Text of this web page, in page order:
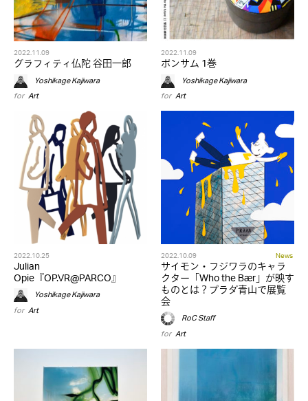
2022.11.09
グラフィティ仏陀 谷田一郎
Yoshikage Kajiwara
for Art
2022.11.09
ボンサム 1巻
Yoshikage Kajiwara
for Art
2022.10.25
Julian
Opie『OP.VR@PARCO』
Yoshikage Kajiwara
for Art
2022.10.09 News
サイモン・フジワラのキャラ
クター「Who the Bær」が映す
ものとは？プラダ青山で展覧
会
RoC Staff
for Art